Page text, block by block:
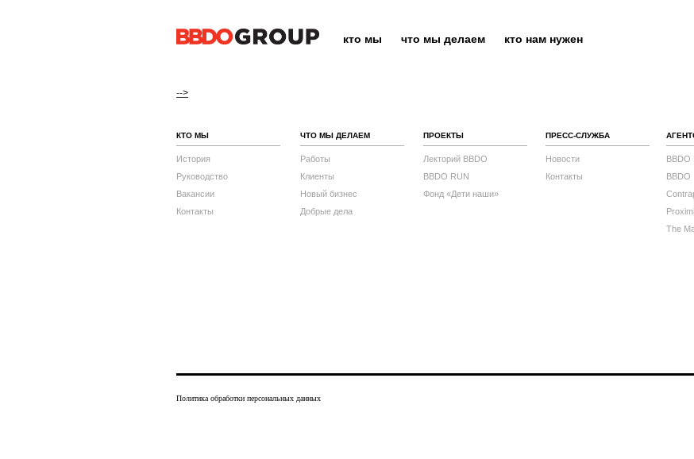
кто мы что мы делаем кто нам нужен
-->
КТО МЫ
История
Руководство
Вакансии
Контакты
ЧТО МЫ ДЕЛАЕМ
Работы
Клиенты
Новый бизнес
Добрые дела
ПРОЕКТЫ
Лекторий BBDO
BBDO RUN
Фонд «Дети наши»
ПРЕСС-СЛУЖБА
Новости
Контакты
BBDO
BBDO
The
Политика обработки персональных данных